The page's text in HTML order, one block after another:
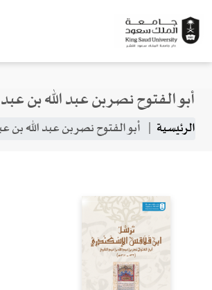
تجاوز إلى المحتوى الرئيسي
أبو الفتوح نصر بن عبد الله بن
مسار التنقل
الرئيسية أبو الفتوح نصر بن عبد الله بن